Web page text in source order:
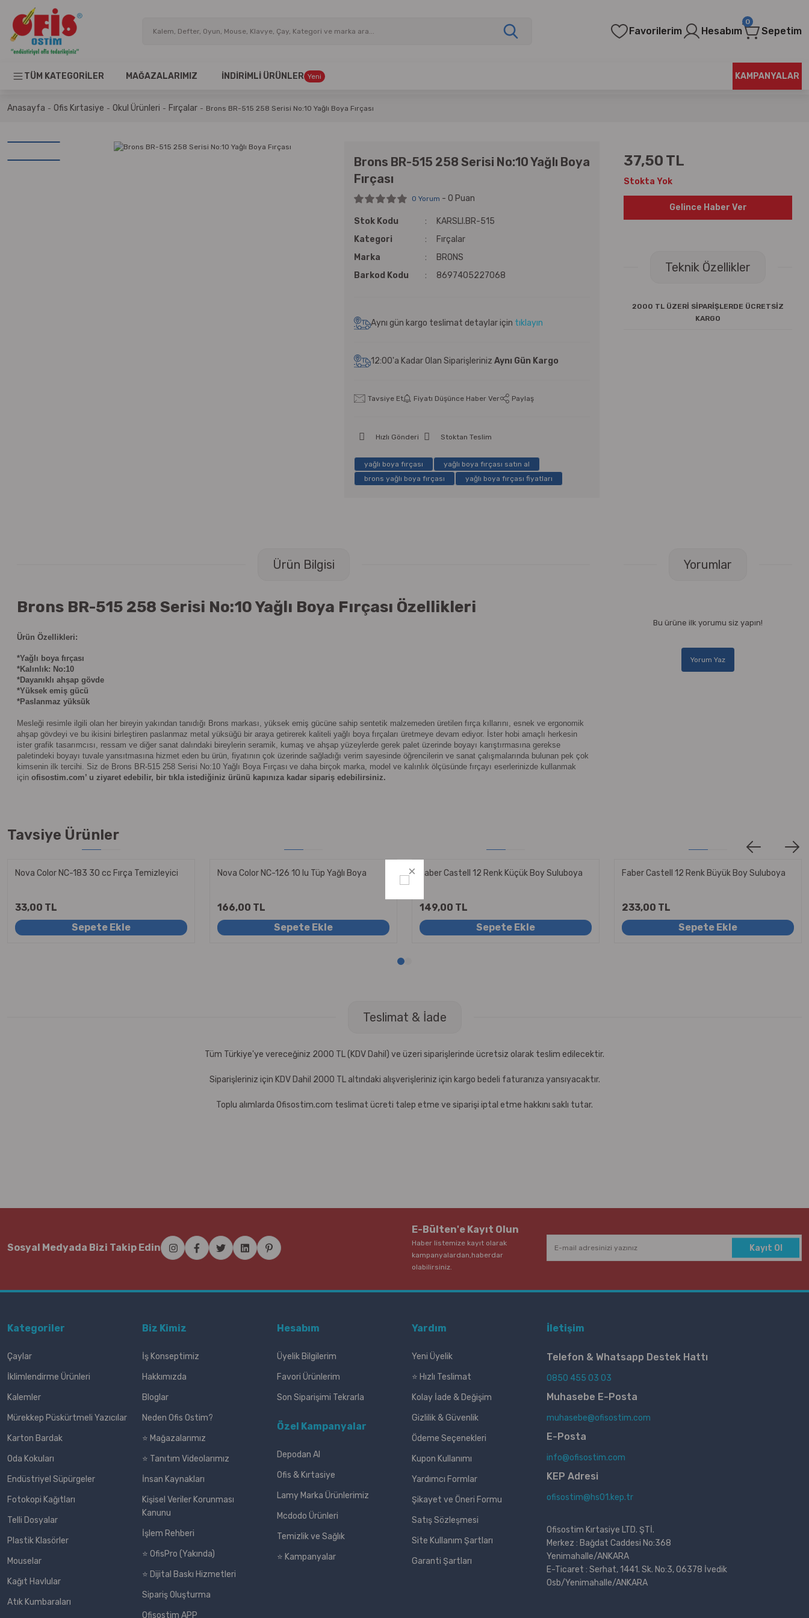
Favorilerim Hesabım Sepetim
0
TÜM KATEGORİLER MAĞAZALARIMIZ İNDİRİMLİ ÜRÜNLER Yeni KAMPANYALAR
Anasayfa Ofis Kırtasiye Okul Ürünleri Fırçalar Brons BR-515 258 Serisi No:10 Yağlı Boya Fırçası
Brons BR-515 258 Serisi No:10 Yağlı Boya
Fırçası
0 Yorum - 0 Puan
Stok Kodu
KARSLI.BR-515
Kategori
Fırçalar
Marka
BRONS
Barkod Kodu
8697405227068
Aynı gün kargo teslimat detaylar için tıklayın
12:00'a Kadar Olan Siparişleriniz Aynı Gün Kargo
Tavsiye Et Fiyatı Düşünce Haber Ver Paylaş
Hızlı Gönderi Stoktan Teslim
yağlı boya fırçası
yağlı boya fırçası satın al
brons yağlı boya fırçası
yağlı boya fırçası fiyatları
37,50 TL
Stokta Yok
Gelince Haber Ver
Teknik Özellikler
2000 TL ÜZERİ SİPARİŞLERDE ÜCRETSİZ
KARGO
Ürün Bilgisi
Brons BR-515 258 Serisi No:10 Yağlı Boya Fırçası Özellikleri
Ürün Özellikleri:
*Yağlı boya fırçası
*Kalınlık: No:10
*Dayanıklı ahşap gövde
*Yüksek emiş gücü
*Paslanmaz yüksük
Mesleği resimle ilgili olan her bireyin yakından tanıdığı Brons markası, yüksek emiş gücüne sahip sentetik malzemeden üretilen fırça kıllarını, esnek ve ergonomik
ahşap gövdeyi ve bu ikisini birleştiren paslanmaz metal yüksüğü bir araya getirerek kaliteli yağlı boya fırçaları üretmeye devam ediyor. İster hobi amaçlı herkesin
ister grafik tasarımcısı, ressam ve diğer sanat dalındaki bireylerin seramik, kumaş ve ahşap yüzeylerde gerek palet üzerinde boyayı karıştırmasına gerekse
paletindeki boyayı tuvale yansıtmasına hizmet eden bu ürün, fiyatının çok üzerinde sağladığı verim sayesinde öğrencilerin ve sanat çalışmalarında bulunan pek çok
kimsenin ilk tercihi. Siz de Brons BR-515 258 Serisi No:10 Yağlı Boya Fırçası ve daha birçok marka, model ve kalınlık ölçüsünde fırçayı eserlerinizde kullanmak
için ofisostim.com’ u ziyaret edebilir, bir tıkla istediğiniz ürünü kapınıza kadar sipariş edebilirsiniz.
Yorumlar
Bu ürüne ilk yorumu siz yapın!
Yorum Yaz
Tavsiye Ürünler
Nova Color NC-183 30 cc Fırça Temizleyici
33,00 TL
Sepete Ekle
Nova Color NC-126 10 lu Tüp Yağlı Boya
166,00 TL
Sepete Ekle
Faber Castell 12 Renk Küçük Boy Suluboya
149,00 TL
Sepete Ekle
Faber Castell 12 Renk Büyük Boy Suluboya
233,00 TL
Sepete Ekle
Teslimat & İade
Tüm Türkiye'ye vereceğiniz 2000 TL (KDV Dahil) ve üzeri siparişlerinde ücretsiz olarak teslim edilecektir.
Siparişleriniz için KDV Dahil 2000 TL altındaki alışverişleriniz için kargo bedeli faturanıza yansıyacaktır.
Toplu alımlarda Ofisostim.com teslimat ücreti talep etme ve siparişi iptal etme hakkını saklı tutar.
Sosyal Medyada Bizi Takip Edin
E-Bülten'e Kayıt Olun
Haber listemize kayıt olarak
kampanyalardan,haberdar
olabilirsiniz.
Kayıt Ol
Kategoriler
Çaylar
İklimlendirme Ürünleri
Kalemler
Mürekkep Püskürtmeli Yazıcılar
Karton Bardak
Oda Kokuları
Endüstriyel Süpürgeler
Fotokopi Kağıtları
Telli Dosyalar
Plastik Klasörler
Mouselar
Kağıt Havlular
Atık Kumbaraları
Biz Kimiz
İş Konseptimiz
Hakkımızda
Bloglar
Neden Ofis Ostim?
⭐ Mağazalarımız
⭐ Tanıtım Videolarımız
İnsan Kaynakları
Kişisel Veriler Korunması
Kanunu
İşlem Rehberi
⭐ OfisPro (Yakında)
⭐ Dijital Baskı Hizmetleri
Sipariş Oluşturma
Ofisostim APP
Hesabım
Üyelik Bilgilerim
Favori Ürünlerim
Son Siparişimi Tekrarla
Özel Kampanyalar
Depodan Al
Ofis & Kırtasiye
Lamy Marka Ürünlerimiz
Mcdodo Ürünleri
Temizlik ve Sağlık
⭐ Kampanyalar
Yardım
Yeni Üyelik
⭐ Hızlı Teslimat
Kolay İade & Değişim
Gizlilik & Güvenlik
Ödeme Seçenekleri
Kupon Kullanımı
Yardımcı Formlar
Şikayet ve Öneri Formu
Satış Sözleşmesi
Site Kullanım Şartları
Garanti Şartları
İletişim
Telefon & Whatsapp Destek Hattı
0850 455 03 03
Muhasebe E-Posta
muhasebe@ofisostim.com
E-Posta
info@ofisostim.com
KEP Adresi
ofisostim@hs01.kep.tr
Ofisostim Kırtasiye LTD. ŞTİ.
Merkez : Bağdat Caddesi No:368
Yenimahalle/ANKARA
E-Ticaret : Serhat, 1441. Sk. No:3, 06378 İvedik
Osb/Yenimahalle/ANKARA